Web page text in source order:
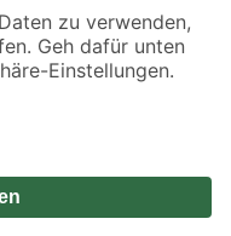
Angebote sind unter
Verfügbarkeiten beziehen
mit Speditionsversand, hier
Vertrag widerrufen